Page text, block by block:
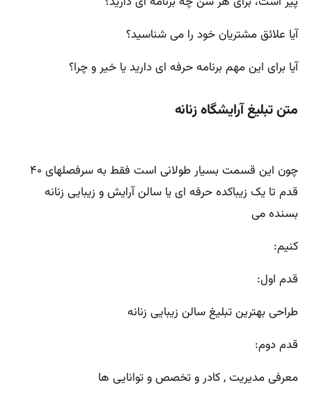
آیا علائق مشتریان خود را می شناسید؟
آیا برای این مهم برنامه حرفه ای دارید یا خیر و چرا؟
متن تبلیغ آرایشگاهزنانه
چون این قسمت بسیار طولانی است فقط به سرفصلهای ۴۰
قدم تا یک زیباکده حرفه ای یا سالن آرایش و زیبایی زنانه
بسنده می
کنیم:
قدم اول:
طراحی بهترین تبلیغ سالن زیبایی زنانه
قدم دوم:
معرفی مدیریت , کادر و تخصص و توانایی ها